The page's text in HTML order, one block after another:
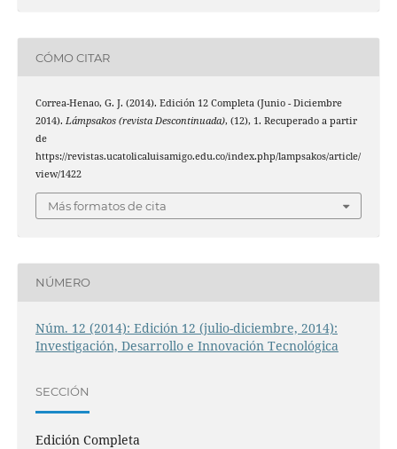
CÓMO CITAR
Correa-Henao, G. J. (2014). Edición 12 Completa (Junio - Diciembre
2014). Lámpsakos (revista Descontinuada), (12), 1. Recuperado a partir
de
https://revistas.ucatolicaluisamigo.edu.co/index.php/lampsakos/article/
view/1422
Más formatos de cita
NÚMERO
Núm. 12 (2014): Edición 12 (julio-diciembre, 2014):
Investigación, Desarrollo e Innovación Tecnológica
SECCIÓN
Edición Completa